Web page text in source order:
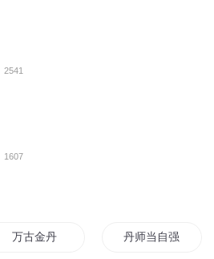
2541
1607
万古金丹 丹师当自强